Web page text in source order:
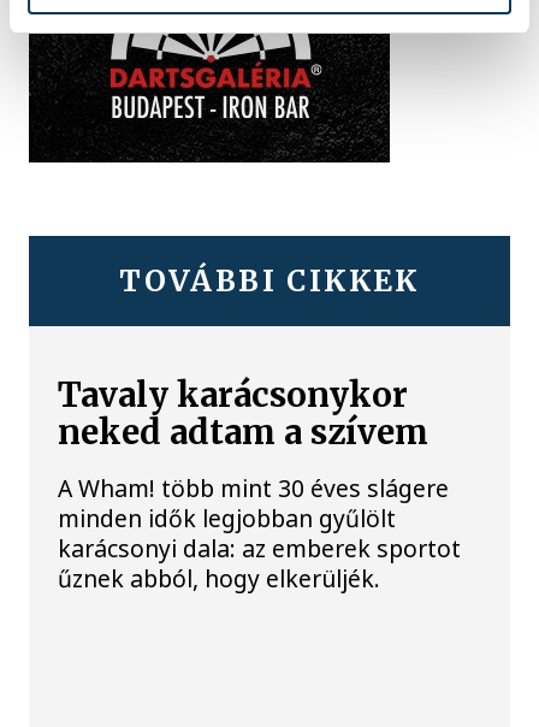
TOVÁBBI CIKKEK
Tavaly karácsonykor
neked adtam a szívem
A Wham! több mint 30 éves slágere
minden idők legjobban gyűlölt
karácsonyi dala: az emberek sportot
űznek abból, hogy elkerüljék.